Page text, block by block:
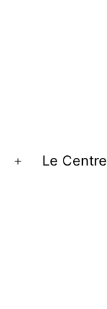
Ouvrir
Le Centre